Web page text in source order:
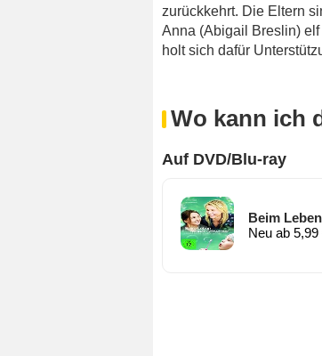
zurückkehrt. Die Eltern
Anna (Abigail Breslin)
holt sich dafür
Wo kann ich
Auf DVD/Blu-ray
Beim
Neu ab 5,99